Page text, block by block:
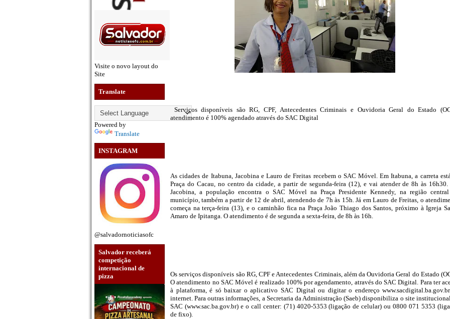
Visite o novo layout do
Site
Translate
Powered by
Translate
INSTAGRAM
@salvadornoticiasofc
Salvador receberá
competição
internacional de
pizza
Serviços disponíveis são RG, CPF, Antecedentes Criminais e Ouvidoria Geral do Estado
atendimento é 100% agendado através do SAC Digital
As cidades de Itabuna, Jacobina e Lauro de Freitas recebem o SAC Móvel. Em Itabuna, a carreta
Praça do Cacau, no centro da cidade, a partir de segunda-feira (12), e vai atender de 8h às 16h30.
Jacobina, a população encontra o SAC Móvel na Praça Presidente Kennedy, na região
município, também a partir de 12 de abril, atendendo de 7h às 15h. Já em Lauro de Freitas, o
começa na terça-feira (13), e o caminhão fica na Praça João Thiago dos Santos, próximo à Igreja
Amaro de Ipitanga. O atendimento é de segunda a sexta-feira, de 8h às 16h.
Os serviços disponíveis são RG, CPF e Antecedentes Criminais, além da Ouvidoria Geral do Estado
O atendimento no SAC Móvel é realizado 100% por agendamento, através do SAC Digital. Para ter
à plataforma, é só baixar o aplicativo SAC Digital ou digitar o endereço
internet. Para outras informações, a Secretaria da Administração (Saeb) disponibiliza o site
SAC (www.sac.ba.gov.br) e o call center: (71) 4020-5353 (ligação de celular) ou 0800 071 5353
de fixo).